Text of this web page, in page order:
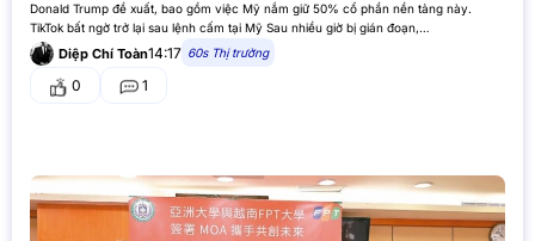
Donald Trump đề xuất, bao gồm việc Mỹ nắm giữ 50% cổ phần nền tảng này.
TikTok bất ngờ trở lại sau lệnh cấm tại Mỹ Sau nhiều giờ bị gián đoạn,…
Diệp Chí Toàn14:17 60s Thị trường
0 1